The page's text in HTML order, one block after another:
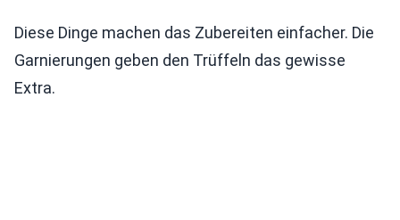
Diese Dinge machen das Zubereiten einfacher. Die
Garnierungen geben den Trüffeln das gewisse
Extra.